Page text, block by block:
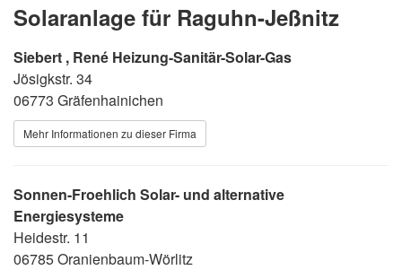
Solaranlage für Raguhn-Jeßnitz
Siebert , René Heizung-Sanitär-Solar-Gas
Jösigkstr. 34
06773 Gräfenhainichen
Mehr Informationen zu dieser Firma
Sonnen-Froehlich Solar- und alternative
Energiesysteme
Heidestr. 11
06785 Oranienbaum-Wörlitz